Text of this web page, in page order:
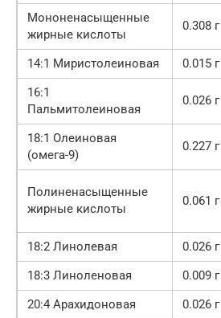
Мононенасыщенные
жирные кислоты
0.308 г
14:1 Миристолеиновая 0.015 г
16:1
Пальмитолеиновая
0.026 г
18:1 Олеиновая
(омега-9)
0.227 г
Полиненасыщенные
жирные кислоты
0.061 г
18:2 Линолевая 0.026 г
18:3 Линоленовая
0.009 г
20:4 Арахидоновая
0.026 г